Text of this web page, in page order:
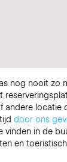
nog nooit zo
andere locatie
door ons
vinden in de
en